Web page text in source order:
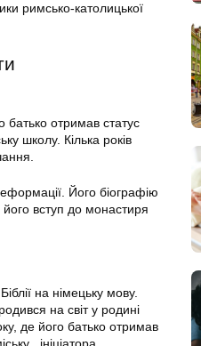
римсько-католицької
батько отримав статус
школу. Кілька років
Його біографію
його вступ до монастиря
на німецьку мову.
на світ у родині
де його батько отримав